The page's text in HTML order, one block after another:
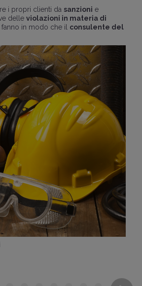
i propri clienti da sanzioni e
delle violazioni in materia di
, fanno in modo che il consulente del